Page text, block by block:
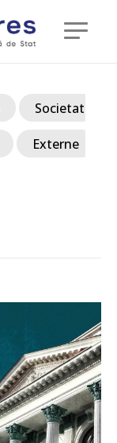
Societate
Externe